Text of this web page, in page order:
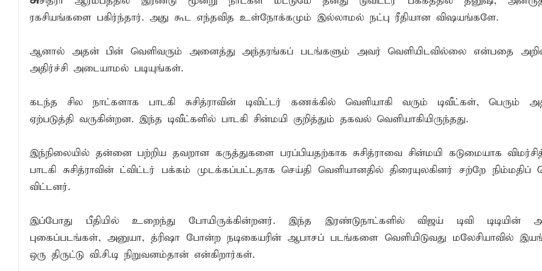
அக்கரைப்பற்று பொலிஸ் பிரிவில் அதிரடிப் போக்குவரத்துச் சோதனை- 187 வழக்குகள் பதிவு, 23 மோட்டார்
தென்கிழக்குப் பல்கலைக்கழகத்தில் புவித் தகவல் தொழில்நுட்ப குறுகியகால கற்கைநெறி ஆரம்பம்: பன்முகக்
காலத்தின் தேவை – பீடாதிபதி பேராசிரியர் எம். எம். பாஸில்
ரகசியங்களை பகிர்ந்தார். அது கூட எந்தவித உள்நோக்கமும் இல்லாமல் நட்பு ரீதியான விஷயங்களே.
ஆனால் அதன் பின் வெளிவரும் அனைத்து அந்தரங்கப் படங்களும் அவர் வெளியிடவில்லை என்பதை
அதிர்ச்சி அடையாமல் படியுங்கள்.
கடந்த சில நாட்களாக பாடகி சுசித்ராவின் டிவிட்டர் கணக்கில் வெளியாகி வரும் டிவீட்கள், பெரும்
ஏற்படுத்தி வருகின்றன. இந்த டிவீட்களில் பாடகி சின்மயி குறித்தும் தகவல் வெளியாகியிருந்தது.
இந்நிலையில் தன்னை பற்றிய தவறான கருத்துகளை பரப்பியதற்காக சுசித்ராவை சின்மயி கடுமையாக
பாடகி சுசித்ராவின் ட்விட்டர் பக்கம் முடக்கப்பட்டதாக செய்தி வெளியானதில் திரையுலகினர் சற்றே நிம்மதிப்
விட்டனர்.
இப்போது பீதியில் உறைந்து போயிருக்கின்றனர். இந்த இரண்டுநாட்களில் விஜய் டிவி டிடியின்
புகைப்படங்கள், அனுயா, த்ரிஷா போன்ற நடிகையரின் ஆபாசப் படங்களை வெளியிடுவது மலேசியாவில்
ஒரு திருட்டு வி.சி.டி நிறுவனம்தான் என்கிறார்கள்.